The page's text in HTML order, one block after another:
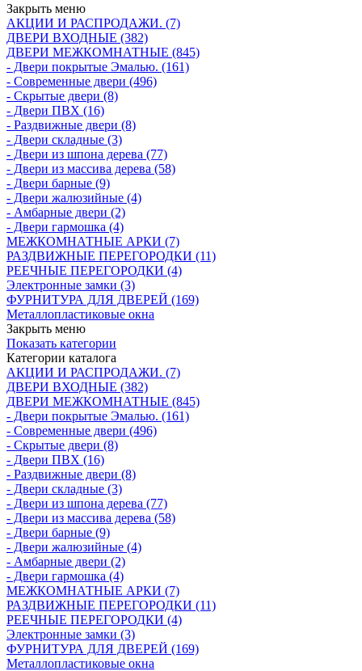
Закрыть меню
АКЦИИ И РАСПРОДАЖИ. (7)
ДВЕРИ ВХОДНЫЕ (382)
ДВЕРИ МЕЖКОМНАТНЫЕ (845)
- Двери покрытые Эмалью. (161)
- Современные двери (496)
- Скрытые двери (8)
- Двери ПВХ (16)
- Раздвижные двери (8)
- Двери складные (3)
- Двери из шпона дерева (77)
- Двери из массива дерева (58)
- Двери барные (9)
- Двери жалюзийные (4)
- Амбарные двери (2)
- Двери гармошка (4)
МЕЖКОМНАТНЫЕ АРКИ (7)
РАЗДВИЖНЫЕ ПЕРЕГОРОДКИ (11)
РЕЕЧНЫЕ ПЕРЕГОРОДКИ (4)
Электронные замки (3)
ФУРНИТУРА ДЛЯ ДВЕРЕЙ (169)
Металлопластиковые окна
Закрыть меню
Показать категории
Категории каталога
АКЦИИ И РАСПРОДАЖИ. (7)
ДВЕРИ ВХОДНЫЕ (382)
ДВЕРИ МЕЖКОМНАТНЫЕ (845)
- Двери покрытые Эмалью. (161)
- Современные двери (496)
- Скрытые двери (8)
- Двери ПВХ (16)
- Раздвижные двери (8)
- Двери складные (3)
- Двери из шпона дерева (77)
- Двери из массива дерева (58)
- Двери барные (9)
- Двери жалюзийные (4)
- Амбарные двери (2)
- Двери гармошка (4)
МЕЖКОМНАТНЫЕ АРКИ (7)
РАЗДВИЖНЫЕ ПЕРЕГОРОДКИ (11)
РЕЕЧНЫЕ ПЕРЕГОРОДКИ (4)
Электронные замки (3)
ФУРНИТУРА ДЛЯ ДВЕРЕЙ (169)
Металлопластиковые окна